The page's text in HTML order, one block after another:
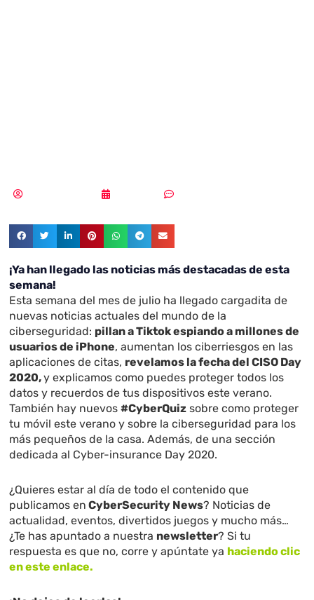
¡Ya han llegado las noticias más destacadas de esta
semana!
Esta semana del mes de julio ha llegado cargadita de
nuevas noticias actuales del mundo de la
ciberseguridad: pillan a Tiktok espiando a millones de
usuarios de iPhone, aumentan los ciberriesgos en las
aplicaciones de citas, revelamos la fecha del CISO Day
2020,y explicamos como puedes proteger todos los
datos y recuerdos de tus dispositivos este verano.
También hay nuevos#CyberQuiz sobre como proteger
tu móvil este verano y sobre la ciberseguridad para los
más pequeños de la casa. Además, de una sección
dedicada al Cyber-insurance Day 2020.
¿Quieres estar al día de todo el contenido que
publicamos en CyberSecurity News? Noticias de
actualidad, eventos, divertidos juegos y mucho más…
¿Te has apuntado a nuestra newsletter? Si tu
respuesta es que no, corre y apúntate ya haciendo clic
en este enlace.